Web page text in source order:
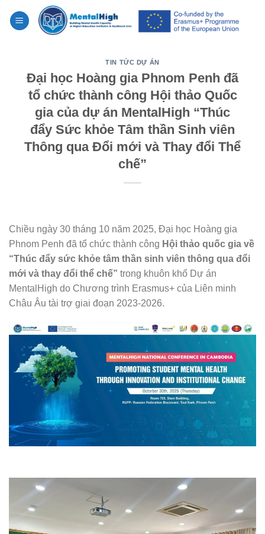
TIN TỨC DỰ ÁN
Đại học Hoàng gia Phnom Penh đã
tổ chức thành công Hội thảo Quốc
gia của dự án MentalHigh “Thúc
đẩy Sức khỏe Tâm thần Sinh viên
Thông qua Đổi mới và Thay đổi Thể
chế”
Chiều ngày 30 tháng 10 năm 2025, Đại học Hoàng gia
Phnom Penh đã tổ chức thành công Hội thảo quốc gia về
“Thúc đẩy sức khỏe tâm thần sinh viên thông qua đổi
mới và thay đổi thể chế” trong khuôn khổ Dự án
MentalHigh do Chương trình Erasmus+ của Liên minh
Châu Âu tài trợ giai đoạn 2023-2026.